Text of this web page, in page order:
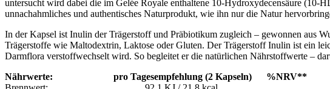
untersucht wird dabei die im Gelée Royale enthaltene 10-Hydroxydecensäure (10-
unnachahmliches und authentisches Naturprodukt, wie ihn nur die Natur
In der Kapsel ist Inulin der Trägerstoff und Präbiotikum zugleich – gewonnen aus
Trägerstoffe wie Maltodextrin, Laktose oder Gluten. Der Trägerstoff Inulin ist ein
Darmflora verstoffwechselt wird. So begleitet er die natürlichen Nährstoffwerte –
Nährwerte: pro Tagesempfehlung (2 Kapseln) %NRV**